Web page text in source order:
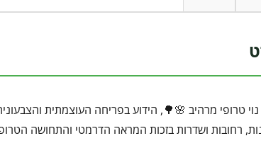
טרופי מרהיב 🌸🌳, הידוע בפריחה העוצמתית
רחובות ושדרות בזכות המראה הדרמטי והתחושה